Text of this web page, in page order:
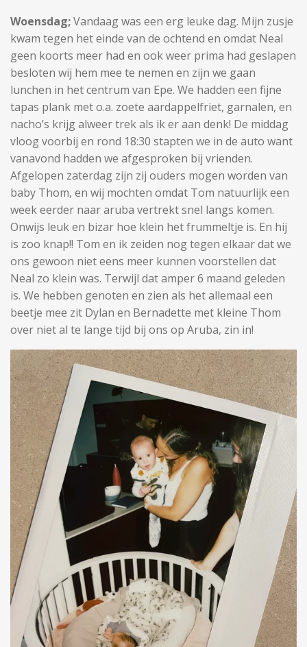
Woensdag;Vandaag was een erg leuke dag. Mijn zusje
kwam tegen het einde van de ochtend en omdat Neal
geen koorts meer had en ook weer prima had geslapen
besloten wij hem mee te nemen en zijn we gaan
lunchen in het centrum van Epe. We hadden een fijne
tapas plank met o.a. zoete aardappelfriet, garnalen, en
nacho’s krijg alweer trek als ik er aan denk! De middag
vloog voorbij en rond 18:30 stapten we in de auto want
vanavond hadden we afgesproken bij vrienden.
Afgelopen zaterdag zijn zij ouders mogen worden van
baby Thom, en wij mochten omdat Tom natuurlijk een
week eerder naar aruba vertrekt snel langs komen.
Onwijs leuk en bizar hoe klein het frummeltje is. En hij
is zoo knap!! Tom en ik zeiden nog tegen elkaar dat we
ons gewoon niet eens meer kunnen voorstellen dat
Neal zo klein was. Terwijl dat amper 6 maand geleden
is. We hebben genoten en zien als het allemaal een
beetje mee zit Dylan en Bernadette met kleine Thom
over niet al te lange tijd bij ons op Aruba, zin in!